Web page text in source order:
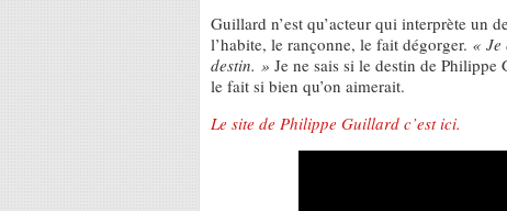
Guillard n’est qu’acteur qui interprète un
l’habite, le rançonne, le fait dégorger. « Je
destin. » Je ne sais si le destin de
le fait si bien qu’on aimerait.
Le site de Philippe Guillard c’est ici.